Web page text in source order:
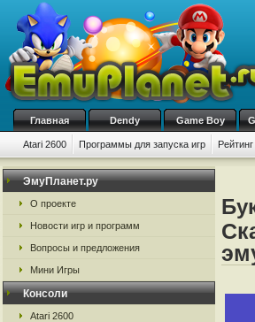
Главная Dendy Game Boy
Atari 2600 Программы для запуска игр Рейтинг
ЭмуПланет.ру
О проекте
Новости игр и программ
Вопросы и предложения
Мини Игры
Консоли
Atari 2600